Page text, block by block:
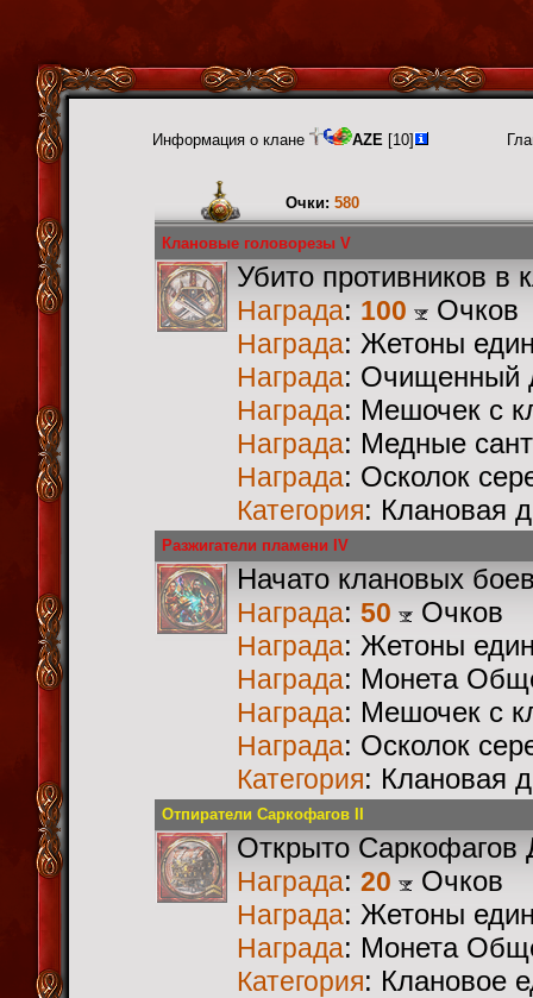
Информация о клане AZE [10]
Очки: 580
Клановые головорезы V
Убито противников в
Награда: 100 Очков
Награда: Жетоны
Награда: Очищенный
Награда: Мешочек с
Награда: Медные
Награда: Осколок
Категория: Клановая
Разжигатели пламени IV
Начато клановых
Награда: 50 Очков
Награда: Жетоны
Награда: Монета
Награда: Мешочек с
Награда: Осколок
Категория: Клановая
Отпиратели Саркофагов II
Открыто Саркофагов
Награда: 20 Очков
Награда: Жетоны
Награда: Монета
Категория: Клановое